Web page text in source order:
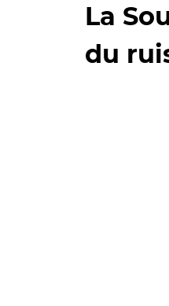
La
du